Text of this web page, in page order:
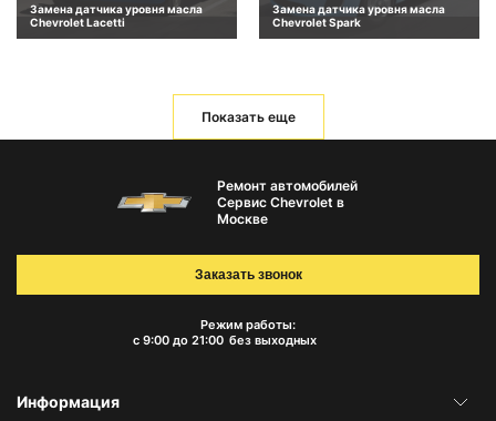
Замена датчика уровня масла
Chevrolet Lacetti
Замена датчика уровня масла
Chevrolet Spark
Показать еще
Ремонт автомобилей
Сервис Chevrolet в
Москве
Режим работы:
с 9:00 до 21:00 без выходных
Заказать звонок
Информация